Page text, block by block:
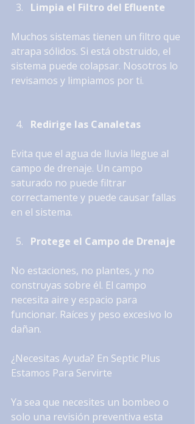
Limpia el Filtro del Efluente
Muchos sistemas tienen un filtro que
atrapa sólidos. Si está obstruido, el
sistema puede colapsar. Nosotros lo
revisamos y limpiamos por ti.
Redirige las Canaletas
Evita que el agua de lluvia llegue al
campo de drenaje. Un campo
saturado no puede filtrar
correctamente y puede causar fallas
en el sistema.
Protege el Campo de Drenaje
No estaciones, no plantes, y no
construyas sobre él. El campo
necesita aire y espacio para
funcionar. Raíces y peso excesivo lo
dañan.
¿Necesitas Ayuda? En Septic Plus
Estamos Para Servirte
Ya sea que necesites un bombeo o
solo una revisión preventiva esta